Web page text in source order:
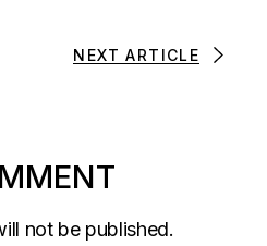
NEXT ARTICLE
not be published.